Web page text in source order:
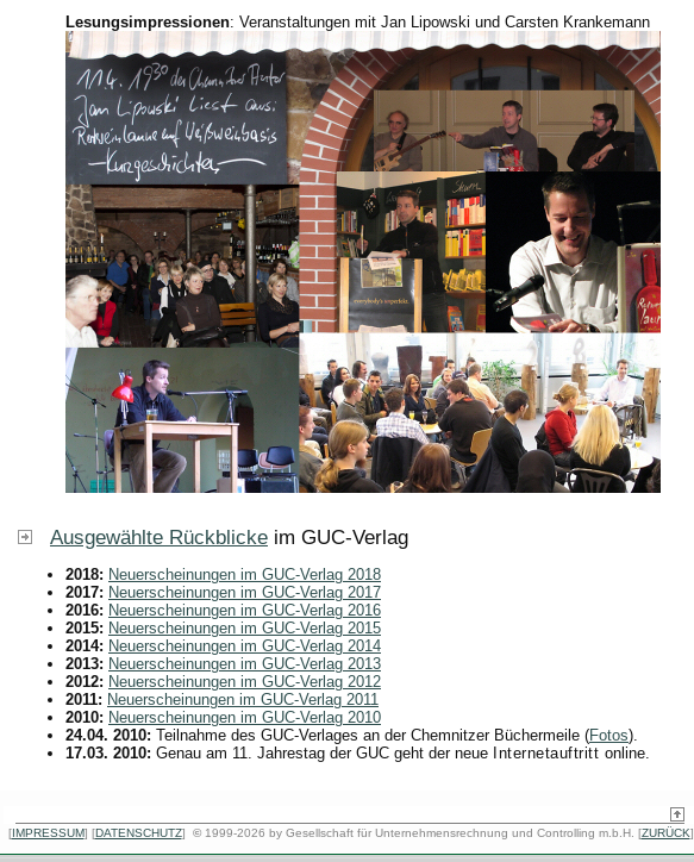
Lesungsimpressionen: Veranstaltungen mit Jan Lipowski und Carsten Krankemann
Ausgewählte Rückblicke im GUC-Verlag
2018: Neuerscheinungen im GUC-Verlag 2018
2017: Neuerscheinungen im GUC-Verlag 2017
2016: Neuerscheinungen im GUC-Verlag 2016
2015: Neuerscheinungen im GUC-Verlag 2015
2014: Neuerscheinungen im GUC-Verlag 2014
2013: Neuerscheinungen im GUC-Verlag 2013
2012: Neuerscheinungen im GUC-Verlag 2012
2011: Neuerscheinungen im GUC-Verlag 2011
2010: Neuerscheinungen im GUC-Verlag 2010
24.04. 2010: Teilnahme des GUC-Verlages an der Chemnitzer Büchermeile (Fotos).
17.03. 2010: Genau am 11. Jahrestag der GUC geht der neue Internetauftritt online.
[IMPRESSUM] [DATENSCHUTZ] ©1999-2026 by Gesellschaft für Unternehmensrechnung und Controlling m.b.H. [ZURÜCK]